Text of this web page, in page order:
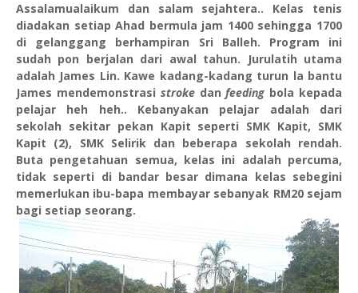
Assalamualaikum dan salam sejahtera.. Kelas tenis
diadakan setiap Ahad bermula jam 1400 sehingga 1700
di gelanggang berhampiran Sri Balleh. Program ini
sudah pon berjalan dari awal tahun. Jurulatih utama
adalah James Lin. Kawe kadang-kadang turun la bantu
James mendemonstrasi strokedanfeeding bola kepada
pelajar heh heh.. Kebanyakan pelajar adalah dari
sekolah sekitar pekan Kapit seperti SMK Kapit, SMK
Kapit (2), SMK Selirik dan beberapa sekolah rendah.
Buta pengetahuan semua, kelas ini adalah percuma,
tidak seperti di bandar besar dimana kelas sebegini
memerlukan ibu-bapa membayar sebanyak RM20 sejam
bagi setiap seorang.